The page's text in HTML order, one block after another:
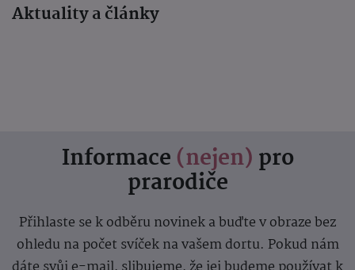
Aktuality a články
Informace (nejen) pro
prarodiče
Přihlaste se k odběru novinek a buďte v obraze bez
ohledu na počet svíček na vašem dortu. Pokud nám